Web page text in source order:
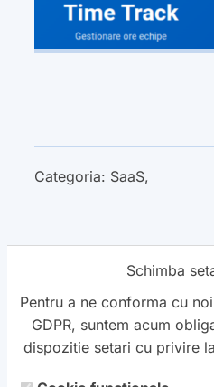
Categoria: SaaS,
1 2 3
Schimba
Pentru a ne conforma cu
GDPR, suntem acum
dispozitie setari cu privire